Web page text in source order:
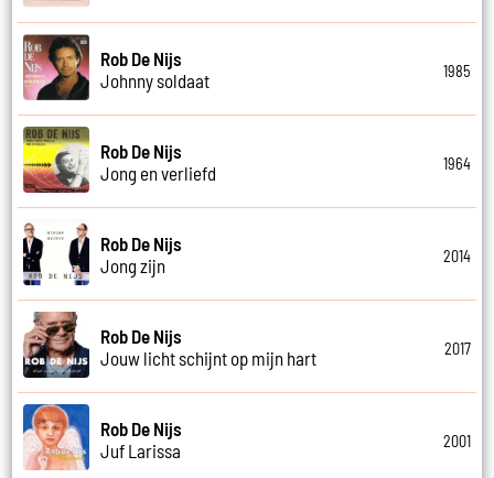
Rob De Nijs
Johnny soldaat
1985
Rob De Nijs
Jong en verliefd
1964
Rob De Nijs
Jong zijn
2014
Rob De Nijs
Jouw licht schijnt op mijn hart
2017
Rob De Nijs
Juf Larissa
2001